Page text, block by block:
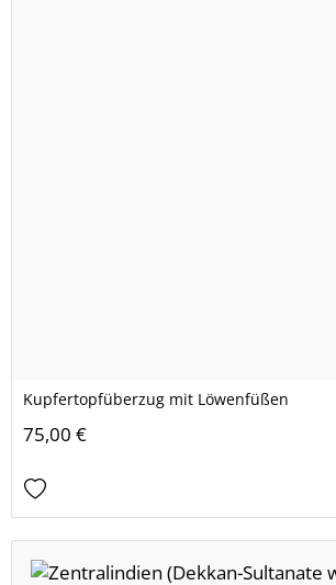
Kupfertopfüberzug mit Löwenfüßen
75,00 €